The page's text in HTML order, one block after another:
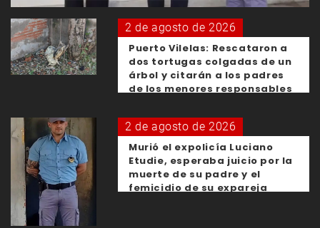
2 de agosto de 2026
Puerto Vilelas: Rescataron a
dos tortugas colgadas de un
árbol y citarán a los padres
de los menores responsables
2 de agosto de 2026
Murió el expolicía Luciano
Etudie, esperaba juicio por la
muerte de su padre y el
femicidio de su expareja